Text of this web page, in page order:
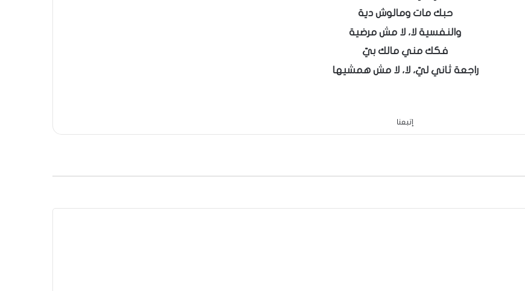
حبك مات ومالوش دية
والنفسية لا، لا مش مرضية
فكك مني مالك بيّ
راجعة ثاني ليّ، لا، لا مش همشيها
إتبعنا